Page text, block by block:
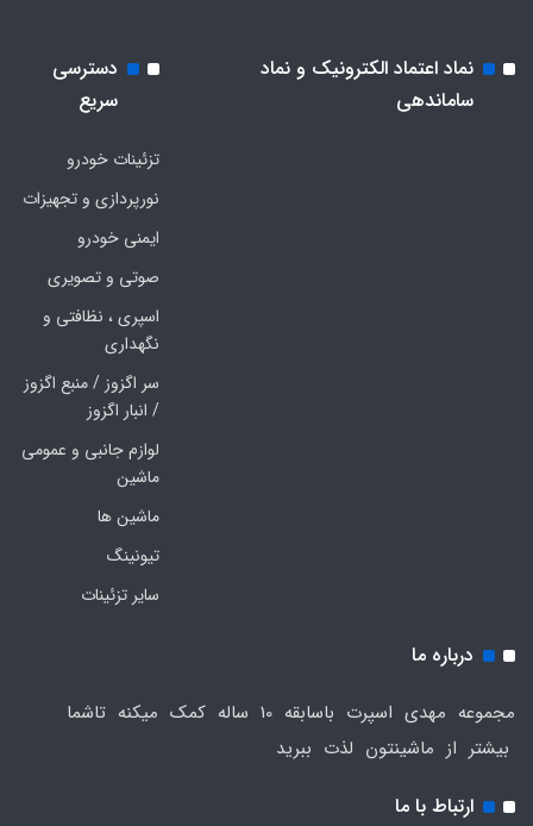
نماد اعتماد الکترونیک و نماد
ساماندهی
دسترسی
سریع
تزئینات خودرو
نورپردازی و تجهیزات
ایمنی خودرو
صوتی و تصویری
اسپری ، نظافتی و
نگهداری
سر اگزوز / منبع اگزوز
/ انبار اگزوز
لوازم جانبی و عمومی
ماشین
ماشین ها
تیونینگ
سایر تزئینات
درباره ما
مجموعه مهدی اسپرت باسابقه 10 ساله کمک میکنه تاشما
بیشتر از ماشینتون لذت ببرید
ارتباط با ما